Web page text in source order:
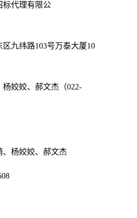
标代理有限公
区九纬路103号万泰大厦10
姣姣、郝文杰（022-
）
杨姣姣、郝文杰